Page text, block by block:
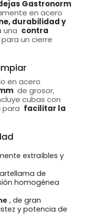
Gastronorm
en acero
durabilidad y
una contra
para un cierre
en acero
de grosor,
cubas con
para facilitar la
extraíbles y
de
homogénea
, de gran
y potencia de